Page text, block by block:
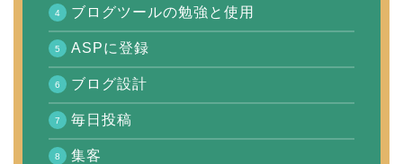
ブログツールの勉強と使用
ASPに登録
ブログ設計
毎日投稿
集客